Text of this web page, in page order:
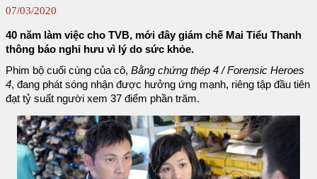
07/03/2020
40 năm làm việc cho TVB, mới đây giám chế Mai Tiểu Thanh
thông báo nghỉ hưu vì lý do sức khỏe.
Phim bộ cuối cùng của cô, Bằng chứng thép 4 / Forensic Heroes
4, đang phát sóng nhận được hưởng ứng mạnh, riêng tập đầu tiên
đạt tỷ suất người xem 37 điểm phần trăm.